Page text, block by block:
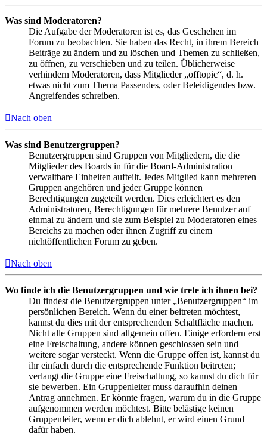
Was sind Moderatoren?
Die Aufgabe der Moderatoren ist es, das Geschehen im
Forum zu beobachten. Sie haben das Recht, in ihrem Bereich
Beiträge zu ändern und zu löschen und Themen zu schließen,
zu öffnen, zu verschieben und zu teilen. Üblicherweise
verhindern Moderatoren, dass Mitglieder „offtopic“, d. h.
etwas nicht zum Thema Passendes, oder Beleidigendes bzw.
Angreifendes schreiben.
Nach oben
Was sind Benutzergruppen?
Benutzergruppen sind Gruppen von Mitgliedern, die die
Mitglieder des Boards in für die Board-Administration
verwaltbare Einheiten aufteilt. Jedes Mitglied kann mehreren
Gruppen angehören und jeder Gruppe können
Berechtigungen zugeteilt werden. Dies erleichtert es den
Administratoren, Berechtigungen für mehrere Benutzer auf
einmal zu ändern und sie zum Beispiel zu Moderatoren eines
Bereichs zu machen oder ihnen Zugriff zu einem
nichtöffentlichen Forum zu geben.
Nach oben
Wo finde ich die Benutzergruppen und wie trete ich ihnen bei?
Du findest die Benutzergruppen unter „Benutzergruppen“ im
persönlichen Bereich. Wenn du einer beitreten möchtest,
kannst du dies mit der entsprechenden Schaltfläche machen.
Nicht alle Gruppen sind allgemein offen. Einige erfordern erst
eine Freischaltung, andere können geschlossen sein und
weitere sogar versteckt. Wenn die Gruppe offen ist, kannst du
ihr einfach durch die entsprechende Funktion beitreten;
verlangt die Gruppe eine Freischaltung, so kannst du dich für
sie bewerben. Ein Gruppenleiter muss daraufhin deinen
Antrag annehmen. Er könnte fragen, warum du in die Gruppe
aufgenommen werden möchtest. Bitte belästige keinen
Gruppenleiter, wenn er dich ablehnt, er wird einen Grund
dafür haben.